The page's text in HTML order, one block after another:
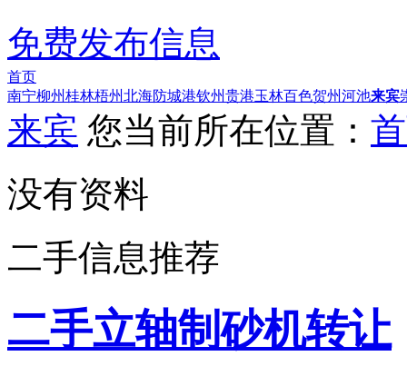
免费发布信息
首页
南宁柳州桂林梧州北海防城港钦州贵港玉林百色贺州河池来宾
来宾 您当前所在位置：
没有资料
二手信息推荐
二手立轴制砂机转让